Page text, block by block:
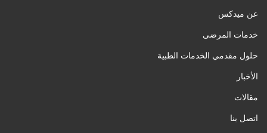
عن ميدكس
خدمات المرضى
حلول مقدمي الخدمات الطبية
الأخبار
مقالات
اتصل بنا